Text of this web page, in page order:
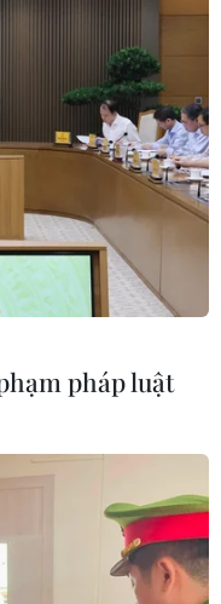
nhiều loại công
của các doanh
triển công nghệ
chương trình
giữa các tổ
giá trị trên
pháp luật